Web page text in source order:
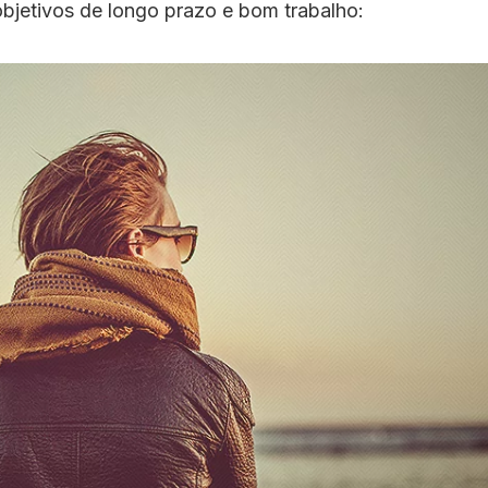
de longo prazo e bom trabalho: